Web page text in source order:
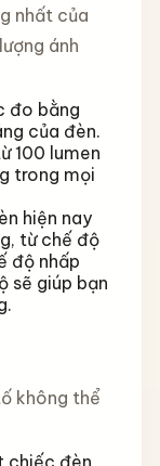
nhất của
ánh
đo bằng
của đèn.
100 lumen
trong mọi
hiện nay
từ chế độ
độ nhấp
sẽ giúp bạn
không thể
chiếc đèn